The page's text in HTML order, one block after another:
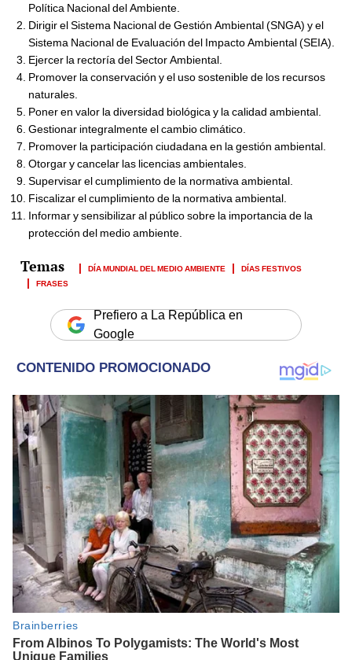
Política Nacional del Ambiente.
Dirigir el Sistema Nacional de Gestión Ambiental (SNGA) y el
Sistema Nacional de Evaluación del Impacto Ambiental (SEIA).
Ejercer la rectoría del Sector Ambiental.
Promover la conservación y el uso sostenible de los recursos
naturales.
Poner en valor la diversidad biológica y la calidad ambiental.
Gestionar integralmente el cambio climático.
Promover la participación ciudadana en la gestión ambiental.
Otorgar y cancelar las licencias ambientales.
Supervisar el cumplimiento de la normativa ambiental.
Fiscalizar el cumplimiento de la normativa ambiental.
Informar y sensibilizar al público sobre la importancia de la
protección del medio ambiente.
DÍA MUNDIAL DEL MEDIO AMBIENTE
DÍAS FESTIVOS
FRASES
Prefiero a La República en
Google